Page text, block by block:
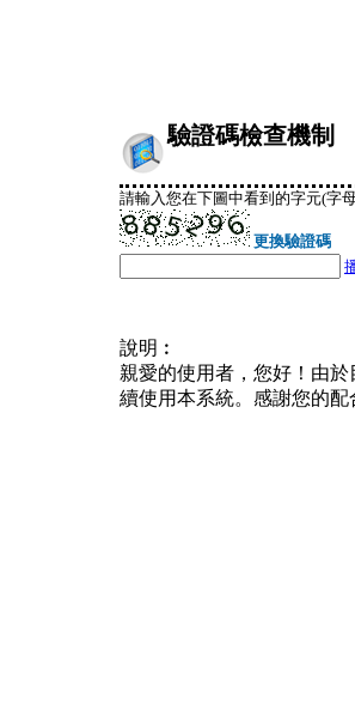
驗證碼檢查機制
請輸入您在下圖中看到的字元(字
更換驗證碼
說明︰
親愛的使用者，您好！由
續使用本系統。感謝您的配